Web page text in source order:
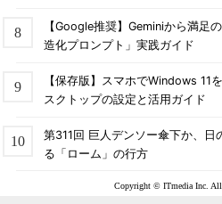
【Google推奨】Geminiから満足
造化プロンプト」実践ガイド
【保存版】スマホでWindows
スクトップの設定と活用ガイド
第311回 巨人デンソー傘下か、日
る「ローム」の行方
Copyright © ITmedia Inc. All